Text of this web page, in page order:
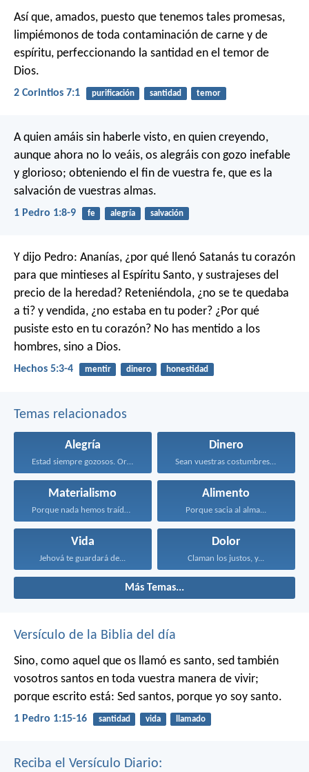
Así que, amados, puesto que tenemos tales promesas,
limpiémonos de toda contaminación de carne y de
espíritu, perfeccionando la santidad en el temor de
Dios.
2 Corintios 7:1 purificación santidad temor
A quien amáis sin haberle visto, en quien creyendo,
aunque ahora no lo veáis, os alegráis con gozo inefable
y glorioso; obteniendo el fin de vuestra fe, que es la
salvación de vuestras almas.
1 Pedro 1:8-9 fe alegría salvación
Y dijo Pedro: Ananías, ¿por qué llenó Satanás tu corazón
para que mintieses al Espíritu Santo, y sustrajeses del
precio de la heredad? Reteniéndola, ¿no se te quedaba
a ti? y vendida, ¿no estaba en tu poder? ¿Por qué
pusiste esto en tu corazón? No has mentido a los
hombres, sino a Dios.
Hechos 5:3-4 mentir dinero honestidad
Temas relacionados
Alegría
Estad siempre gozosos. Orad...
Dinero
Sean vuestras costumbres sin...
Materialismo Alimento
Porque sacia al alma...
Vida
Jehová te guardará de...
Dolor
Claman los justos, y...
Más Temas...
Versículo de la Biblia del día
Sino, como aquel que os llamó es santo, sed también
vosotros santos en toda vuestra manera de vivir;
porque escrito está: Sed santos, porque yo soy santo.
1 Pedro 1:15-16 santidad vida llamado
Reciba el Versículo Diario: